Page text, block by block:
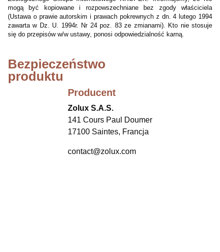
mogą być kopiowane i rozpowszechniane bez zgody właściciela
(Ustawa o prawie autorskim i prawach pokrewnych z dn. 4 lutego 1994
zawarta w Dz. U. 1994r. Nr 24 poz. 83 ze zmianami). Kto nie stosuje
się do przepisów w/w ustawy, ponosi odpowiedzialność karną.
Bezpieczeństwo
produktu
Producent
Zolux S.A.S.
141 Cours Paul Doumer
17100 Saintes, Francja
contact@zolux.com